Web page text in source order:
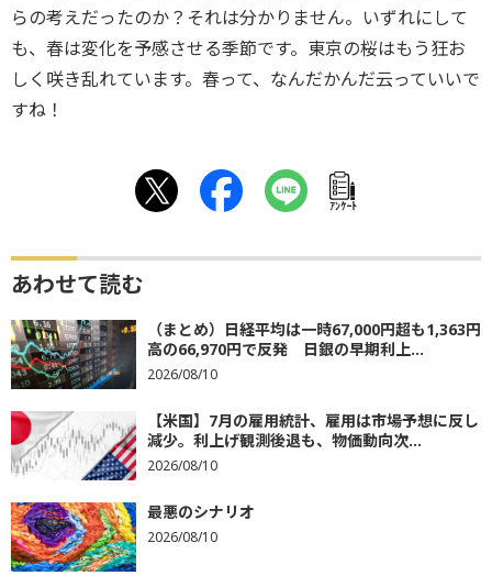
らの考えだったのか？それは分かりません。いずれにして
も、春は変化を予感させる季節です。東京の桜はもう狂お
しく咲き乱れています。春って、なんだかんだ云っていいで
すね！
ｱﾝｹｰﾄ
あわせて読む
（まとめ）日経平均は一時67,000円超も1,363円
高の66,970円で反発 日銀の早期利上...
2026/08/10
【米国】7月の雇用統計、雇用は市場予想に反し
減少。利上げ観測後退も、物価動向次...
2026/08/10
最悪のシナリオ
2026/08/10